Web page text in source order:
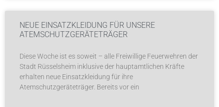
NEUE EINSATZKLEIDUNG FÜR UNSERE
ATEMSCHUTZGERÄTETRÄGER
Diese Woche ist es soweit – alle Freiwillige Feuerwehren der
Stadt Rüsselsheim inklusive der hauptamtlichen Kräfte
erhalten neue Einsatzkleidung für ihre
Atemschutzgeräteträger. Bereits vor ein